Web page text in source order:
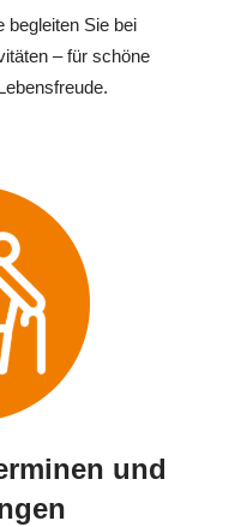
begleiten Sie bei
– für schöne
und